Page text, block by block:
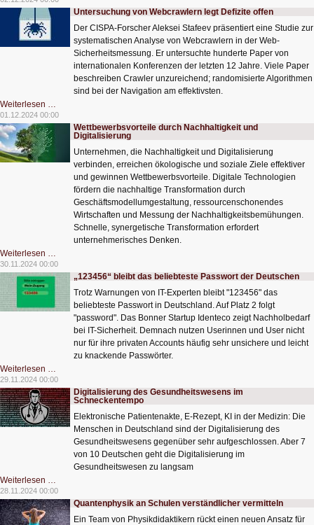
neue
Varianten
Cyberattacken
Untersuchung von Webcrawlern legt Defizite offen
Der CISPA-Forscher Aleksei Stafeev präsentiert eine Studie zur
systematischen Analyse von Webcrawlern in der Web-
Sicherheitsmessung. Er untersuchte hunderte Paper von
internationalen Konferenzen der letzten 12 Jahre. Viele Paper
beschreiben Crawler unzureichend; randomisierte Algorithmen
sind bei der Navigation am effektivsten.
Weiterlesen …
von
Webcrawlern
Defizite
01.12.2024 00:00
Wettbewerbsvorteile durch Nachhaltigkeit und
Digitalisierung
Unternehmen, die Nachhaltigkeit und Digitalisierung
verbinden, erreichen ökologische und soziale Ziele effektiver
und gewinnen Wettbewerbsvorteile. Digitale Technologien
fördern die nachhaltige Transformation durch
Geschäftsmodellumgestaltung, ressourcenschonendes
Wirtschaften und Messung der Nachhaltigkeitsbemühungen.
Schnelle, synergetische Transformation erfordert
unternehmerisches Denken.
Weiterlesen …
durch
Nachhaltigkeit
und
Digitalisierung
30.11.2024 00:00
„123456“ bleibt das beliebteste Passwort der Deutschen
Trotz Warnungen von IT-Experten bleibt "123456" das
beliebteste Passwort in Deutschland. Auf Platz 2 folgt
"password". Das Bonner Startup Identeco zeigt Nachholbedarf
bei IT-Sicherheit. Demnach nutzen Userinnen und User nicht
nur für ihre privaten Accounts häufig sehr unsichere und leicht
zu knackende Passwörter.
Weiterlesen …
bleibt
das
beliebteste
Passwort
der
Deutschen
29.11.2024 00:00
Digitalisierung des Gesundheitswesens im
Schneckentempo
Elektronische Patientenakte, E-Rezept, KI in der Medizin: Die
Menschen in Deutschland sind der Digitalisierung des
Gesundheitswesens gegenüber sehr aufgeschlossen. Aber 7
von 10 Deutschen geht die Digitalisierung im
Gesundheitswesen zu langsam
Weiterlesen …
des
Gesundheitswesens
im
Schneckentempo
28.11.2024 00:00
Quantenphysik an Schulen verständlicher vermitteln
Ein Team von Physikdidaktikern rückt einen neuen Ansatz für